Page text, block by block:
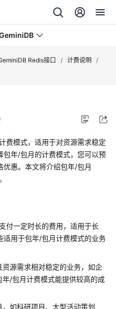
Redis接口 / 计费说明
/
费模式，适用于对资源需求稳定
包年/包月的计费模式，您可以预
惠。本文将介绍包年/包月
付一定时长的费用，适用于长
适用于包年/包月计费模式的业务
源需求相对稳定的业务，如企
/包月计费模式能提供较高的成
如科研项目、大型活动策划